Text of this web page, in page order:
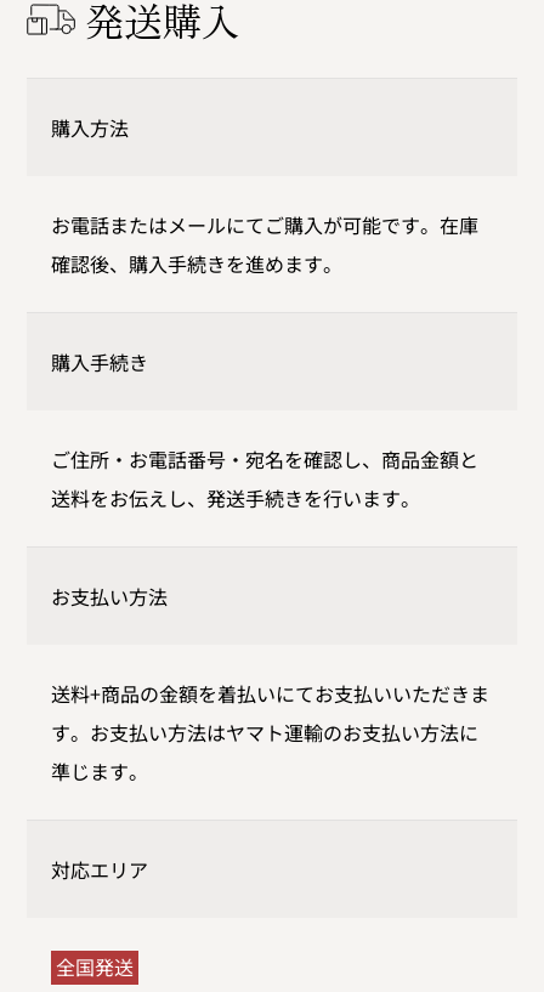
発送購入
購入方法
お電話またはメールにてご購入が可能です。在庫
確認後、購入手続きを進めます。
購入手続き
ご住所・お電話番号・宛名を確認し、商品金額と
送料をお伝えし、発送手続きを行います。
お支払い方法
送料+商品の金額を着払いにてお支払いいただきま
す。お支払い方法はヤマト運輸のお支払い方法に
準じます。
対応エリア
全国発送